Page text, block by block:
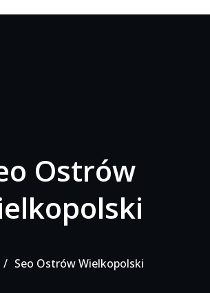
Ostrów
Seo Ostrów Wielkopolski